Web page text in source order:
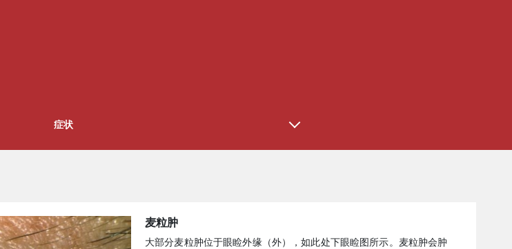
症状
麦粒肿
大部分麦粒肿位于眼睑外缘（外），如此处下眼睑图所示。麦粒肿会肿